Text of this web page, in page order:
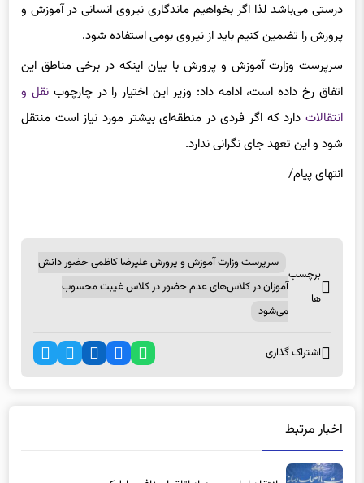
پرورش را تضمین کنیم باید از نیروی بومی استفاده شود.
سرپرست وزارت آموزش و پرورش با بیان اینکه در برخی مناطق این
اتفاق رخ داده است، ادامه داد: وزیر این اختیار را در چارچوبنقل و
انتقالاتدارد که اگر فردی در منطقه‌ای بیشتر مورد نیاز است منتقل
شود و این تعهد جای نگرانی ندارد.
انتهایپیام/
ها
آموزان در کلاس‌های عدم حضور در کلاس غیبت محسوب
می‌شود
7 ماه پیش